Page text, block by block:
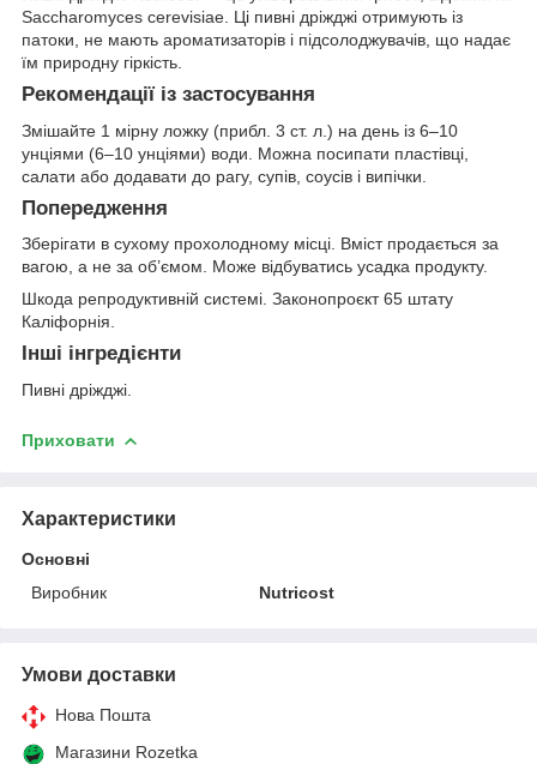
Saccharomyces cerevisiae. Ці пивні дріжджі отримують із
патоки, не мають ароматизаторів і підсолоджувачів, що надає
їм природну гіркість.
Рекомендації із застосування
Змішайте 1 мірну ложку (прибл. 3 ст. л.) на день із 6–10
унціями (6–10 унціями) води. Можна посипати пластівці,
салати або додавати до рагу, супів, соусів і випічки.
Попередження
Зберігати в сухому прохолодному місці. Вміст продається за
вагою, а не за об’ємом. Може відбуватись усадка продукту.
Шкода репродуктивній системі. Законопроєкт 65 штату
Каліфорнія.
Інші інгредієнти
Пивні дріжджі.
Приховати
Характеристики
Основні
Виробник
Nutricost
Умови доставки
Нова Пошта
Магазини Rozetka